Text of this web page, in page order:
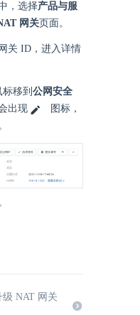
，选择产品与服
网关页面。
关 ID，进入详情
移到 公网安全
出现
图标，
NAT 网关